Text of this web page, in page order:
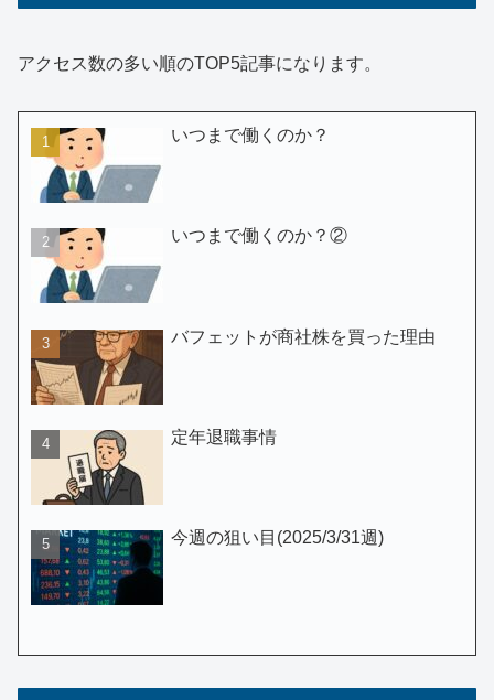
アクセス数の多い順のTOP5記事になります。
いつまで働くのか？
いつまで働くのか？②
バフェットが商社株を買った理由
定年退職事情
今週の狙い目(2025/3/31週)